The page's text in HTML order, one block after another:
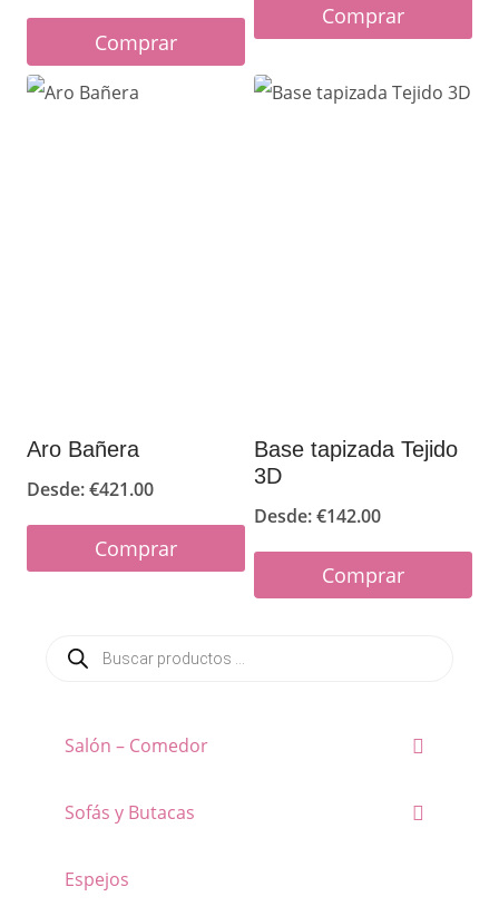
Comprar
Comprar
producto
la
página
de
producto
Aro Bañera
Desde:€421.00
Comprar
opciones
pueden
Base tapizada Tejido
3D
Desde:€142.00
Comprar
Búsqueda
Salón – Comedor
Sofás y Butacas
Espejos